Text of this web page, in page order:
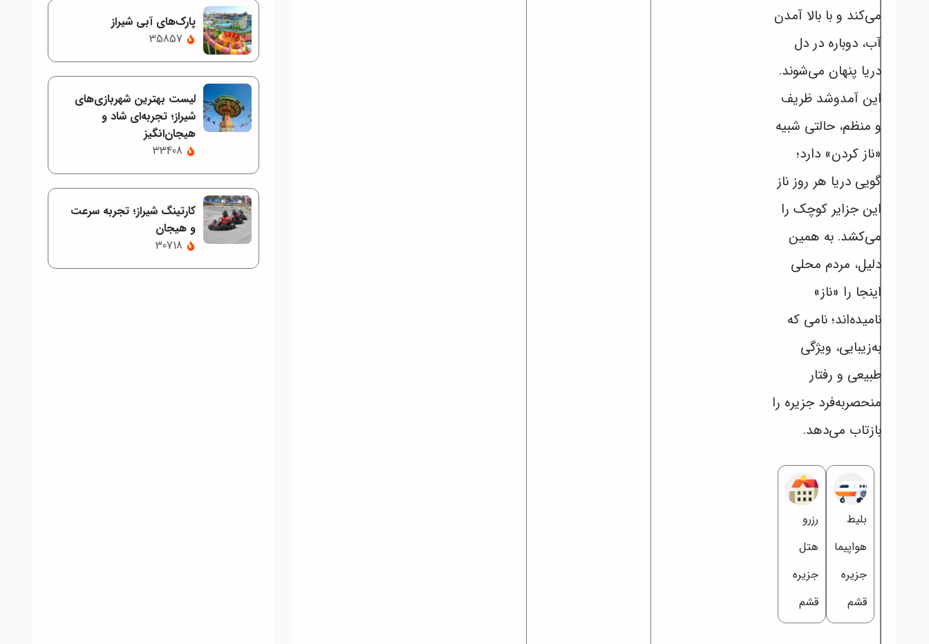
می‌کند و با بالا آمدن
آب، دوباره در دل
دریا پنهان می‌شوند.
این آمدوشد ظریف
و منظم، حالتی شبیه
«ناز کردن» دارد؛
گویی دریا هر روز ناز
این جزایر کوچک را
می‌کشد. به همین
دلیل، مردم محلی
اینجا را «ناز»
نامیده‌اند؛ نامی که
به‌زیبایی، ویژگی
طبیعی و رفتار
منحصر‌به‌فرد جزیره را
بازتاب می‌دهد.
بلیط
هواپیما
جزیره
قشم
رزرو
هتل
جزیره
قشم
پارک‌های آبی شیراز
35857
لیست بهترین شهربازی‌های
شیراز؛ تجربه‌ای شاد و
هیجان‌انگیز
33408
کارتینگ شیراز؛ تجربه سرعت
و هیجان
30718